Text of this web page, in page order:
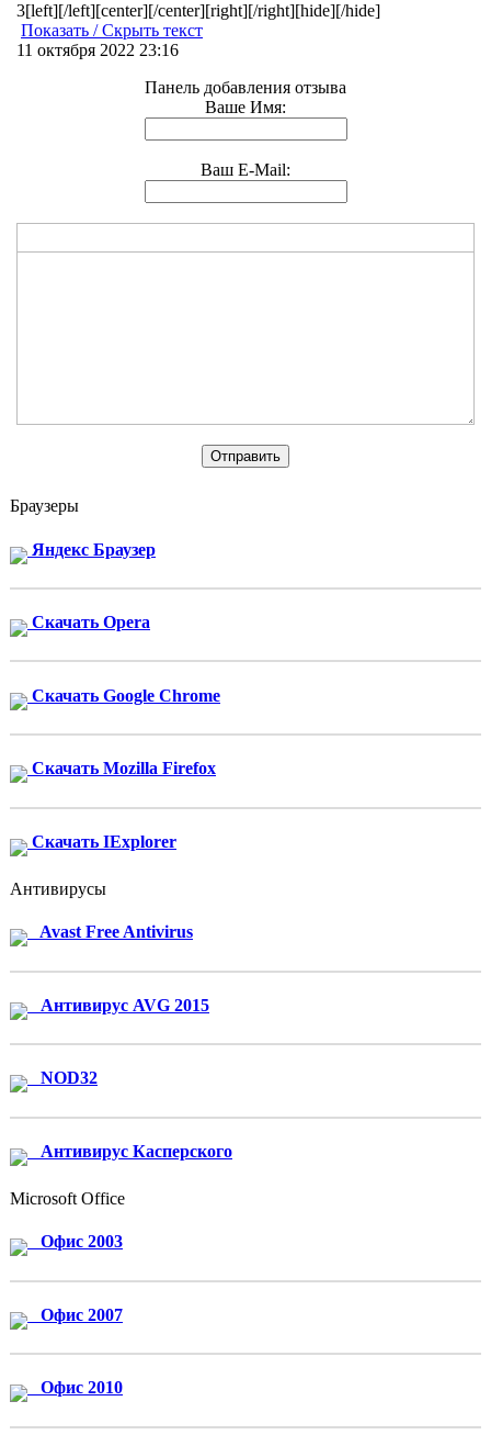
3[left][/left][center][/center][right][/right][hide][/hide]
Показать / Скрыть текст
11 октября 2022 23:16
Панель добавления отзыва
Ваше Имя:
Ваш E-Mail:
Браузеры
Яндекс Браузер
Скачать Opera
Скачать Google Chrome
Скачать Mozilla Firefox
Скачать IExplorer
Антивирусы
Avast Free Antivirus
Антивирус AVG 2015
NOD32
Антивирус Касперского
Microsoft Office
Офис 2003
Офис 2007
Офис 2010